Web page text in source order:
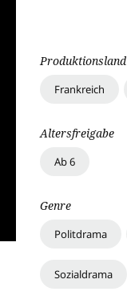
Produktionsland
Frankreich
Altersfreigabe
Ab 6
Genre
Politdrama
Sozialdrama